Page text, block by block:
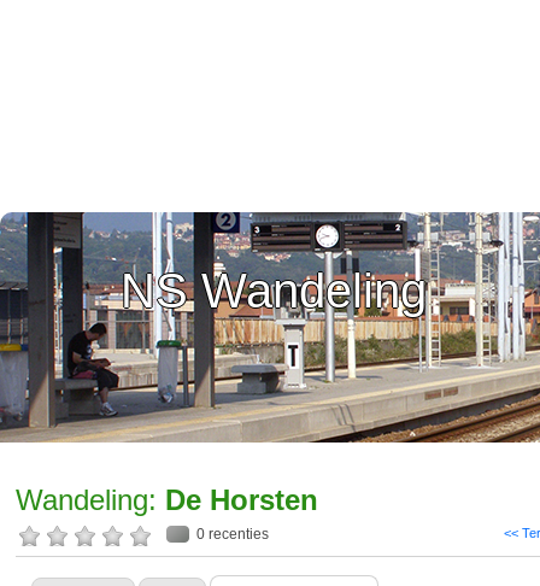
NS Wandeling
Wandeling: De Horsten
0 recenties <<